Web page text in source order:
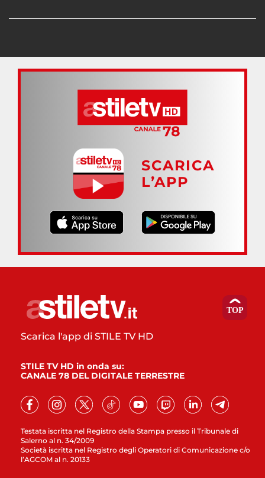
SCARICA
L’APP
Testata iscritta nel Registro della Stampa presso il Tribunale di
Salerno al n. 34/2009
Società iscritta nel Registro degli Operatori di Comunicazione c/o
l’AGCOM al n. 20133
Scarica l'app di STILE TV HD
STILE TV HD in onda su:
CANALE 78 DEL DIGITALE TERRESTRE